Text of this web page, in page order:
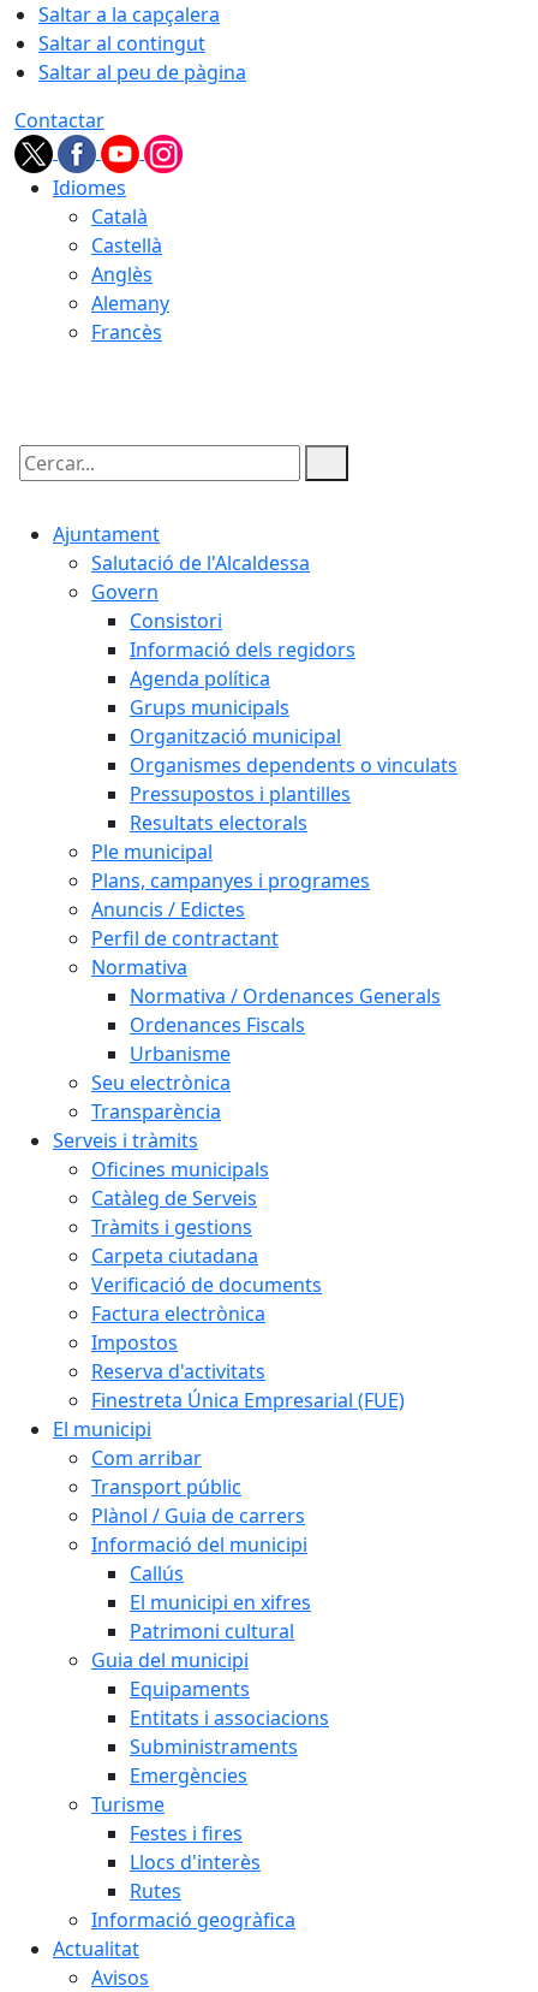
Saltar a la capçalera
Saltar al contingut
Saltar al peu de pàgina
Contactar
Idiomes
Català
Castellà
Anglès
Alemany
Francès
Cercar:
Ajuntament
Salutació de l'Alcaldessa
Govern
Consistori
Informació dels regidors
Agenda política
Grups municipals
Organització municipal
Organismes dependents o vinculats
Pressupostos i plantilles
Resultats electorals
Ple municipal
Plans, campanyes i programes
Anuncis / Edictes
Perfil de contractant
Normativa
Normativa / Ordenances Generals
Ordenances Fiscals
Urbanisme
Seu electrònica
Transparència
Serveis i tràmits
Oficines municipals
Catàleg de Serveis
Tràmits i gestions
Carpeta ciutadana
Verificació de documents
Factura electrònica
Impostos
Reserva d'activitats
Finestreta Única Empresarial (FUE)
El municipi
Com arribar
Transport públic
Plànol / Guia de carrers
Informació del municipi
Callús
El municipi en xifres
Patrimoni cultural
Guia del municipi
Equipaments
Entitats i associacions
Subministraments
Emergències
Turisme
Festes i fires
Llocs d'interès
Rutes
Informació geogràfica
Actualitat
Avisos